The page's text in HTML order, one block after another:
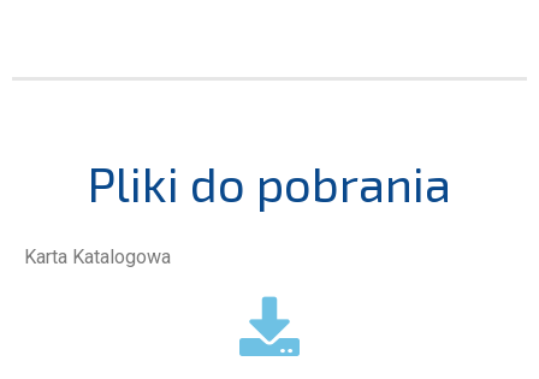
Pliki do pobrania
Karta Katalogowa